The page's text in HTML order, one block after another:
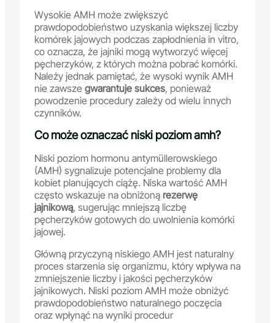
Wysokie AMH może zwiększyć
prawdopodobieństwo uzyskania większej liczby
komórek jajowych podczas zapłodnienia in vitro,
co oznacza, że jajniki mogą wytworzyć więcej
pęcherzyków, z których można pobrać komórki.
Należy jednak pamiętać, że wysoki wynik AMH
nie zawsze gwarantuje sukces, ponieważ
powodzenie procedury zależy od wielu innych
czynników.
Co może oznaczać niski poziom amh?
Niski poziom hormonu antymüllerowskiego
(AMH) sygnalizuje potencjalne problemy dla
kobiet planujących ciążę. Niska wartość AMH
często wskazuje na obniżoną rezerwę
jajnikową, sugerując mniejszą liczbę
pęcherzyków gotowych do uwolnienia komórki
jajowej.
Główną przyczyną niskiego AMH jest naturalny
proces starzenia się organizmu, który wpływa na
zmniejszenie liczby i jakości pęcherzyków
jajnikowych. Niski poziom AMH może obniżyć
prawdopodobieństwo naturalnego poczęcia
oraz wpłynąć na wyniki procedur